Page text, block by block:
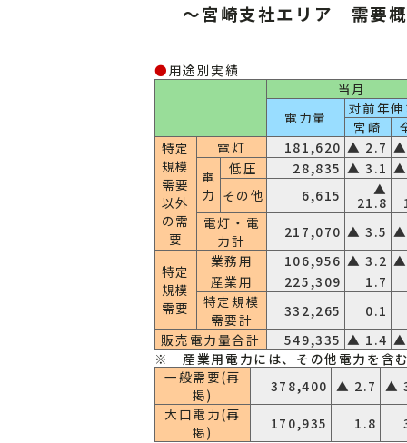
～宮崎支社エリア 需要
●用途別実績
当月
電力量
対前年
宮崎
特定
規模
需要
以外
の需
要
電灯 181,620 ▲ 2.7 ▲
電
力
低圧 28,835 ▲ 3.1 ▲
その他
6,615 ▲
21.8
電灯・電
力計
217,070 ▲ 3.5 ▲
特定
規模
需要
業務用 106,956 ▲ 3.2 ▲
産業用
225,309
1.7
特定規模
需要計
332,265
0.1
販売電力量合計
549,335 ▲ 1.4 ▲
※ 産業用電力には、その他電力を含
一般需要(再
掲)
378,400 ▲ 2.7 ▲
大口電力(再
掲)
170,935 1.8